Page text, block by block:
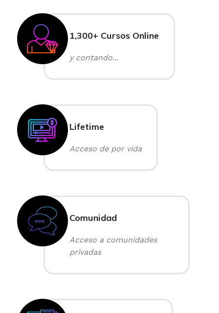
1,300+ Cursos Online
y contando...
Lifetime
Acceso de por vida
Comunidad
Acceso a comunidades
privadas